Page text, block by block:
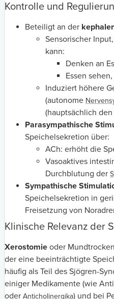
Kontrolle und
Beteiligt an der
Sensorischer
kann:
Denken an
Essen
Induziert höhere
(autonome
(hauptsächlich
Parasympathische
Speichelsekretion über:
ACh: erhöht die
Vasoaktives
Durchblutung der
Sympathische
Speichelsekretion in
Freisetzung von
Klinische Relevanz der
Xerostomie oder
der eine beeinträchtigte
häufig als Teil des Sjögren-
einiger Medikamente (wie
oder Anticholinergika) und bei